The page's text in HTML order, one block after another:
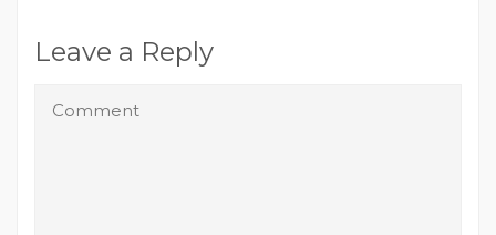
Leave a Reply